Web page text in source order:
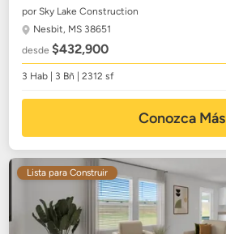
por Sky Lake Construction
Nesbit, MS 38651
desde$432,900
3 Hab | 3 Bñ | 2312 sf
Conozca Más
Lista para Construir